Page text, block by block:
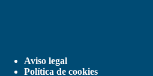
Aviso legal
Política de cookies